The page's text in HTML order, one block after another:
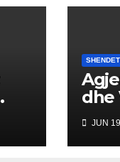
SHENDETI
dhe
të
JUN